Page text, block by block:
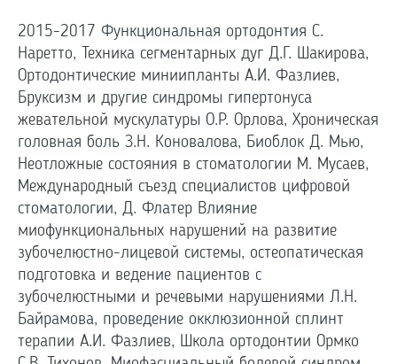
2015-2017 Функциональная ортодонтия С.
Наретто, Техника сегментарных дуг Д.Г. Шакирова,
Ортодонтические миниипланты А.И. Фазлиев,
Бруксизм и другие синдромы гипертонуса
жевательной мускулатуры О.Р. Орлова, Хроническая
головная боль З.Н. Коновалова, Биоблок Д. Мью,
Неотложные состояния в стоматологии М. Мусаев,
Международный съезд специалистов цифровой
стоматологии, Д. Флатер Влияние
миофункциональных нарушений на развитие
зубочелюстно-лицевой системы, остеопатическая
подготовка и ведение пациентов с
зубочелюстными и речевыми нарушениями Л.Н.
Байрамова, проведение окклюзионной сплинт
терапии А.И. Фазлиев, Школа ортодонтии Ормко